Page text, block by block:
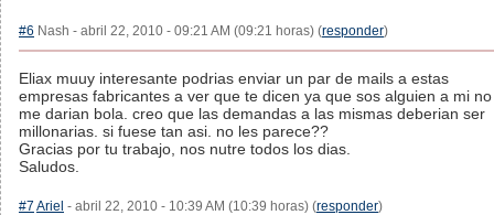
#6 Nash - abril 22, 2010 - 09:21 AM (09:21 horas) (responder)
Eliax muuy interesante podrias enviar un par de mails a estas
empresas fabricantes a ver que te dicen ya que sos alguien a mi no
me darian bola. creo que las demandas a las mismas deberian ser
millonarias. si fuese tan asi. no les parece??
Gracias por tu trabajo, nos nutre todos los dias.
Saludos.
#7 Ariel - abril 22, 2010 - 10:39 AM (10:39 horas) (responder)